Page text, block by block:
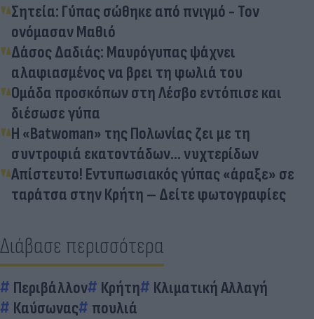
Σητεία: Γύπας σώθηκε από πνιγμό - Τον
ονόμασαν Μαθιό
Δάσος Δαδιάς: Μαυρόγυπας ψάχνει
αλαφιασμένος να βρει τη φωλιά του
Ομάδα προσκόπων στη Λέσβο εντόπισε και
διέσωσε γύπα
Η «Batwoman» της Πολωνίας ζει με τη
συντροφιά εκατοντάδων... νυχτερίδων
Απίστευτο! Εντυπωσιακός γύπας «άραξε» σε
ταράτσα στην Κρήτη – Δείτε φωτογραφίες
Διάβασε περισσότερα
Περιβάλλον Κρήτη
Κλιματική Αλλαγή
Καύσωνας
πουλιά